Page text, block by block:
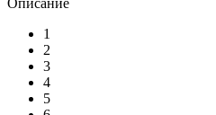
1
2
3
4
5